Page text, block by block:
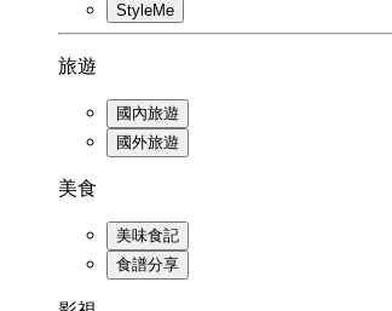
StyleMe
旅遊
國內旅遊
國外旅遊
美食
美味食記
食譜分享